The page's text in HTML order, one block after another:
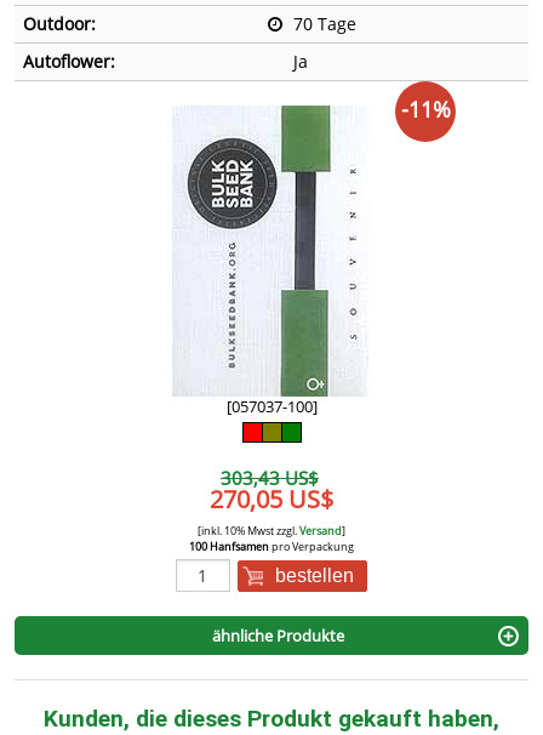
Outdoor:
70 Tage
Autoflower:
Ja
[057037-100]
303,43 US$
270,05 US$
[inkl. 10% Mwst zzgl.Versand]
100 Hanfsamenpro Verpackung
bestellen
-11%
ähnliche Produkte
Kunden, die dieses Produkt gekauft haben,